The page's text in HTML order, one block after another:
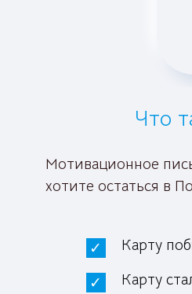
Что
Мотивационное
хотите остаться в
Карту
Карту